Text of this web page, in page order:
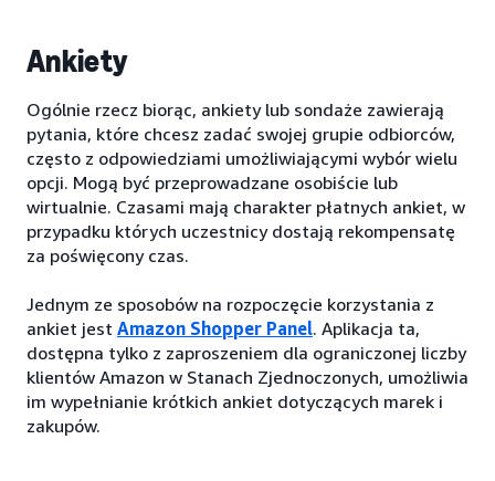
Ankiety
Ogólnie rzecz biorąc, ankiety lub sondaże zawierają
pytania, które chcesz zadać swojej grupie odbiorców,
często z odpowiedziami umożliwiającymi wybór wielu
opcji. Mogą być przeprowadzane osobiście lub
wirtualnie. Czasami mają charakter płatnych ankiet, w
przypadku których uczestnicy dostają rekompensatę
za poświęcony czas.
Jednym ze sposobów na rozpoczęcie korzystania z
ankiet jest Amazon Shopper Panel. Aplikacja ta,
dostępna tylko z zaproszeniem dla ograniczonej liczby
klientów Amazon w Stanach Zjednoczonych, umożliwia
im wypełnianie krótkich ankiet dotyczących marek i
zakupów.